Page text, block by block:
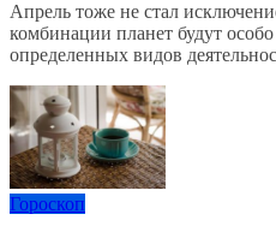
Апрель тоже не стал
комбинации планет будут
определенных видов
Гороскоп